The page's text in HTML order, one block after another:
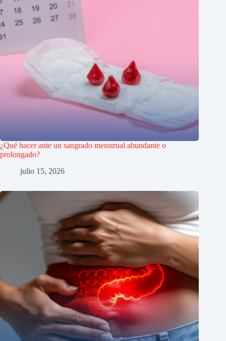
¿Qué hacer ante un sangrado menstrual abundante o
prolongado?
julio 15, 2026